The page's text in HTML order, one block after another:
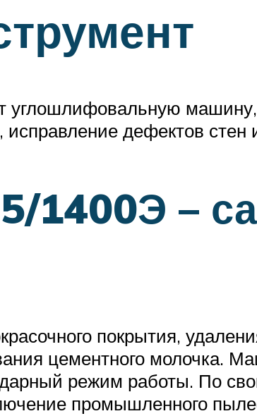
углошлифовальную машину,
дефектов
–
покрытия,
цементного молочка.
режим работы. По
промышленного